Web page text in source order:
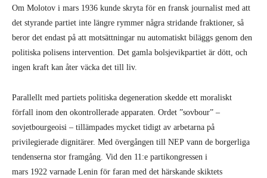
Om Molotov i mars 1936 kunde skryta för en fransk journalist med att
det styrande partiet inte längre rymmer några stridande fraktioner, så
beror det endast på att motsättningar nu automatiskt biläggs genom den
politiska polisens intervention. Det gamla bolsjevikpartiet är dött, och
ingen kraft kan åter väcka det till liv.
Parallellt med partiets politiska degeneration skedde ett moraliskt
förfall inom den okontrollerade apparaten. Ordet ”sovbour” –
sovjetbourgeoisi – tillämpades mycket tidigt av arbetarna på
privilegierade dignitärer. Med övergången till NEP vann de borgerliga
tendenserna stor framgång. Vid den 11:e partikongressen i
mars 1922 varnade Lenin för faran med det härskande skiktets